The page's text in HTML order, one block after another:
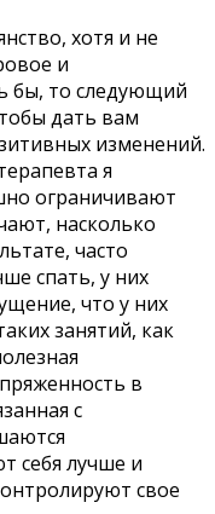
хотя и не
и
бы, то следующий
дать вам
изменений.
я
ограничивают
насколько
часто
спать, у них
что у них
занятий, как
в
с
себя лучше и
свое